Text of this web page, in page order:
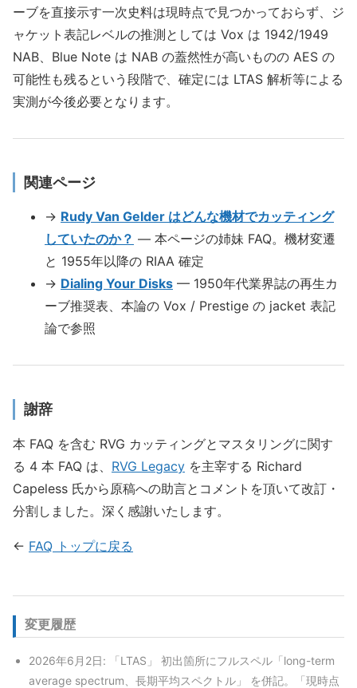
ーブを直接示す一次史料は現時点で見つかっておらず、ジ
ャケット表記レベルの推測としては Vox は 1942/1949
NAB、Blue Note は NAB の蓋然性が高いものの AES の
可能性も残るという段階で、確定には LTAS 解析等による
実測が今後必要となります。
関連ページ
→ Rudy Van Gelder はどんな機材でカッティング
していたのか？ — 本ページの姉妹 FAQ。機材変遷
と 1955年以降の RIAA 確定
→ Dialing Your Disks — 1950年代業界誌の再生カ
ーブ推奨表、本論の Vox / Prestige の jacket 表記
論で参照
謝辞
本 FAQ を含む RVG カッティングとマスタリングに関す
る 4 本 FAQ は、 RVG Legacy を主宰する Richard
Capeless 氏から原稿への助言とコメントを頂いて改訂・
分割しました。深く感謝いたします。
← FAQ トップに戻る
変更履歴
2026年6月2日: 「LTAS」 初出箇所にフルスペル「long-term
average spectrum、長期平均スペクトル」 を併記。「現時点